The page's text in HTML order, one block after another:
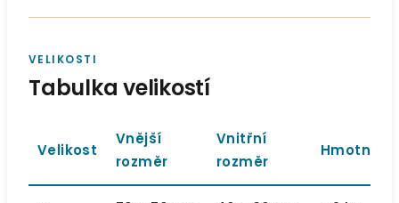
VELIKOSTI
Tabulka velikostí
Velikost
Vnější
rozměr
Vnitřní
rozměr
Hmotnost